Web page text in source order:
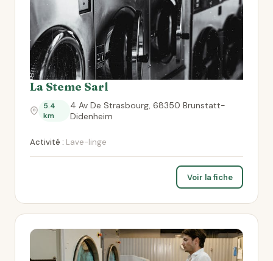
La Steme Sarl
5.4
km
4 Av De Strasbourg, 68350 Brunstatt-
Didenheim
Activité : Lave-linge
Voir la fiche